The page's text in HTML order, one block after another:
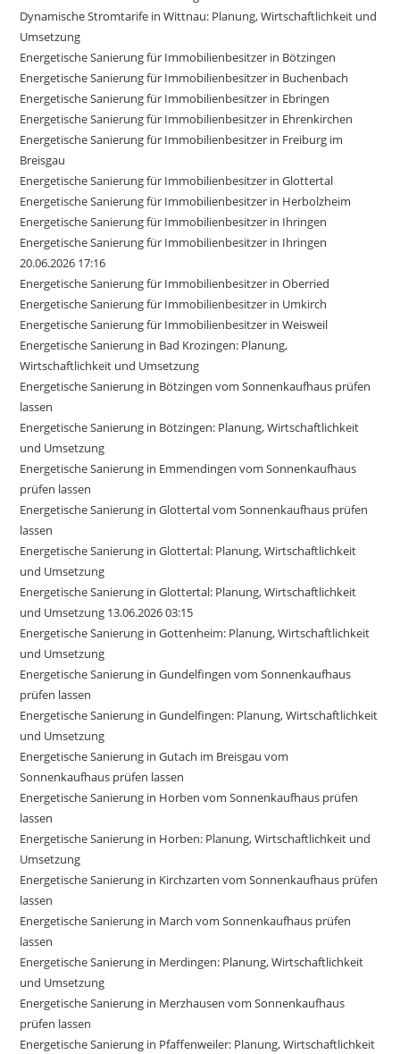
Dynamische Stromtarife in Wittnau: Planung, Wirtschaftlichkeit und
Umsetzung
Energetische Sanierung für Immobilienbesitzer in Bötzingen
Energetische Sanierung für Immobilienbesitzer in Buchenbach
Energetische Sanierung für Immobilienbesitzer in Ebringen
Energetische Sanierung für Immobilienbesitzer in Ehrenkirchen
Energetische Sanierung für Immobilienbesitzer in Freiburg im
Breisgau
Energetische Sanierung für Immobilienbesitzer in Glottertal
Energetische Sanierung für Immobilienbesitzer in Herbolzheim
Energetische Sanierung für Immobilienbesitzer in Ihringen
Energetische Sanierung für Immobilienbesitzer in Ihringen
20.06.2026 17:16
Energetische Sanierung für Immobilienbesitzer in Oberried
Energetische Sanierung für Immobilienbesitzer in Umkirch
Energetische Sanierung für Immobilienbesitzer in Weisweil
Energetische Sanierung in Bad Krozingen: Planung,
Wirtschaftlichkeit und Umsetzung
Energetische Sanierung in Bötzingen vom Sonnenkaufhaus prüfen
lassen
Energetische Sanierung in Bötzingen: Planung, Wirtschaftlichkeit
und Umsetzung
Energetische Sanierung in Emmendingen vom Sonnenkaufhaus
prüfen lassen
Energetische Sanierung in Glottertal vom Sonnenkaufhaus prüfen
lassen
Energetische Sanierung in Glottertal: Planung, Wirtschaftlichkeit
und Umsetzung
Energetische Sanierung in Glottertal: Planung, Wirtschaftlichkeit
und Umsetzung 13.06.2026 03:15
Energetische Sanierung in Gottenheim: Planung, Wirtschaftlichkeit
und Umsetzung
Energetische Sanierung in Gundelfingen vom Sonnenkaufhaus
prüfen lassen
Energetische Sanierung in Gundelfingen: Planung, Wirtschaftlichkeit
und Umsetzung
Energetische Sanierung in Gutach im Breisgau vom
Sonnenkaufhaus prüfen lassen
Energetische Sanierung in Horben vom Sonnenkaufhaus prüfen
lassen
Energetische Sanierung in Horben: Planung, Wirtschaftlichkeit und
Umsetzung
Energetische Sanierung in Kirchzarten vom Sonnenkaufhaus prüfen
lassen
Energetische Sanierung in March vom Sonnenkaufhaus prüfen
lassen
Energetische Sanierung in Merdingen: Planung, Wirtschaftlichkeit
und Umsetzung
Energetische Sanierung in Merzhausen vom Sonnenkaufhaus
prüfen lassen
Energetische Sanierung in Pfaffenweiler: Planung, Wirtschaftlichkeit